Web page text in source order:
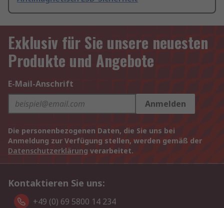
Exklusiv für Sie unsere neuesten
Produkte und Angebote
E-Mail-Anschrift
Anmelden
Die personenbezogenen Daten, die Sie uns bei
Anmeldung zur Verfügung stellen, werden gemäß der
Datenschutzerklärung verarbeitet.
Kontaktieren Sie uns:
+49 (0) 69 5800 14 234